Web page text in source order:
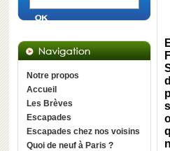
Notre propos
Accueil
Les Brèves
Escapades
Escapades chez nos voisins
Quoi de neuf à Paris ?